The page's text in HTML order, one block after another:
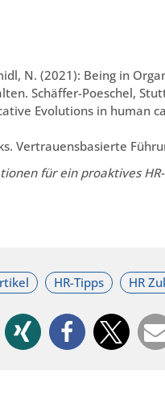
N. (2021): Being in
Schäffer-Poeschel,
Evolutions in human
Vertrauensbasierte
für ein proaktives